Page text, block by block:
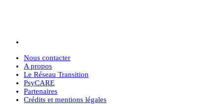
Nous contacter
A propos
Le Réseau Transition
PsyCARE
Partenaires
Crédits et mentions légales